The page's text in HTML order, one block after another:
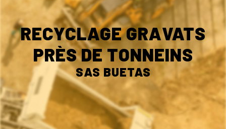
RECYCLAGE GRAVATS
PRÈS DE TONNEINS
SAS BUETAS